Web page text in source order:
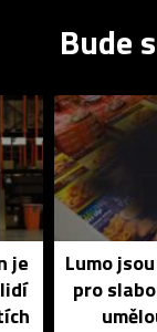
Bude
je
Lumo
pro